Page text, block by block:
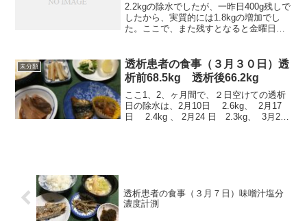
2.2kgの除水でしたが、一昨日400g残しで
したから、実質的には1.8kgの増加でし
た。ここで、また残すとなると金曜日に
ともありますが、横の連絡がしっかりし
ていますか...
未分類
透析患者の食事（３月３０日）透
析前68.5kg 透析後66.2kg
ここ1、2、ヶ月間で、２日空けての透析
日の除水は、2月10日 2.6kg、 2月17
日 2.4kg 、 2月24 日 2.3kg、 3月2日
透析患者の食事（３月７日）味噌汁塩分
濃度計測